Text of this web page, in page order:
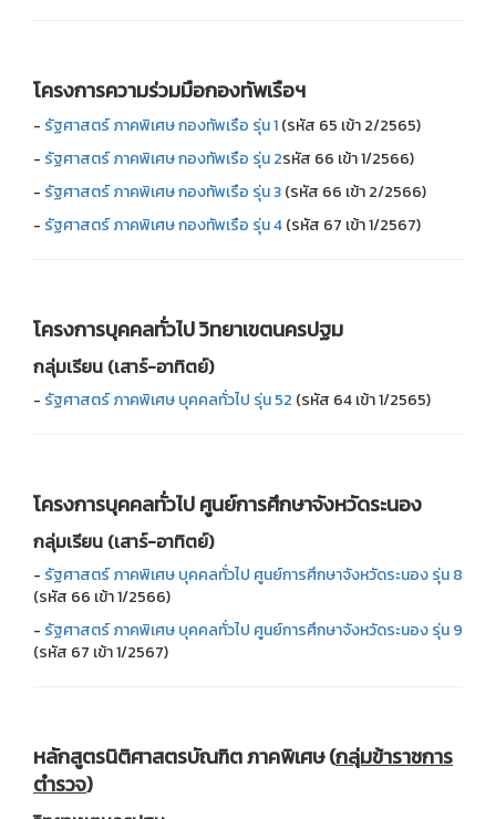
โครงการความร่วมมือกองทัพเรือฯ
- รัฐศาสตร์ ภาคพิเศษ กองทัพเรือ รุ่น 1(รหัส 65 เข้า 2/2565)
- รัฐศาสตร์ ภาคพิเศษ กองทัพเรือ รุ่น 2รหัส 66 เข้า 1/2566)
- รัฐศาสตร์ ภาคพิเศษ กองทัพเรือ รุ่น 3(รหัส 66 เข้า 2/2566)
- รัฐศาสตร์ ภาคพิเศษ กองทัพเรือ รุ่น 4(รหัส 67 เข้า 1/2567)
โครงการบุคคลทั่วไปวิทยาเขตนครปฐม
กลุ่มเรียน (เสาร์-อาทิตย์)
- รัฐศาสตร์ ภาคพิเศษ บุคคลทั่วไป รุ่น 52 (รหัส 64 เข้า 1/2565)
โครงการบุคคลทั่วไปศูนย์การศึกษาจังหวัดระนอง
กลุ่มเรียน (เสาร์-อาทิตย์)
- รัฐศาสตร์ ภาคพิเศษ บุคคลทั่วไป ศูนย์การศึกษาจังหวัดระนอง รุ่น 8
(รหัส 66 เข้า 1/2566)
- รัฐศาสตร์ ภาคพิเศษ บุคคลทั่วไป ศูนย์การศึกษาจังหวัดระนอง รุ่น 9
(รหัส 67 เข้า 1/2567)
หลักสูตรนิติศาสตรบัณฑิตภาคพิเศษ (กลุ่มข้าราชการ
ตำรวจ)